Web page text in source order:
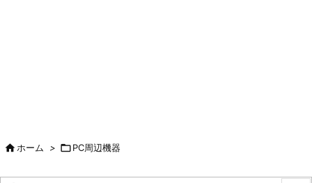
ホーム > PC周辺機器